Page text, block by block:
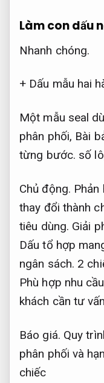
Làm con dấu
Nhanh chóng.
+ Dấu mẫu hai
Một mẫu seal
phân phối, Bài
từng bước. số
Chủ động. Phản
thay đổi thành
tiêu dùng. Giải
Dấu tổ hợp
ngân sách. 2
Phù hợp nhu
khách cần tư
Báo giá. Quy
phân phối và
chiếc